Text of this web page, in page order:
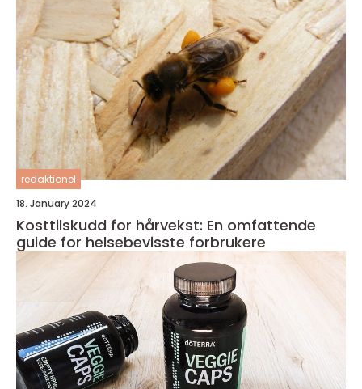
redaktionel
18. January 2024
Kosttilskudd for hårvekst: En omfattende
guide for helsebevisste forbrukere